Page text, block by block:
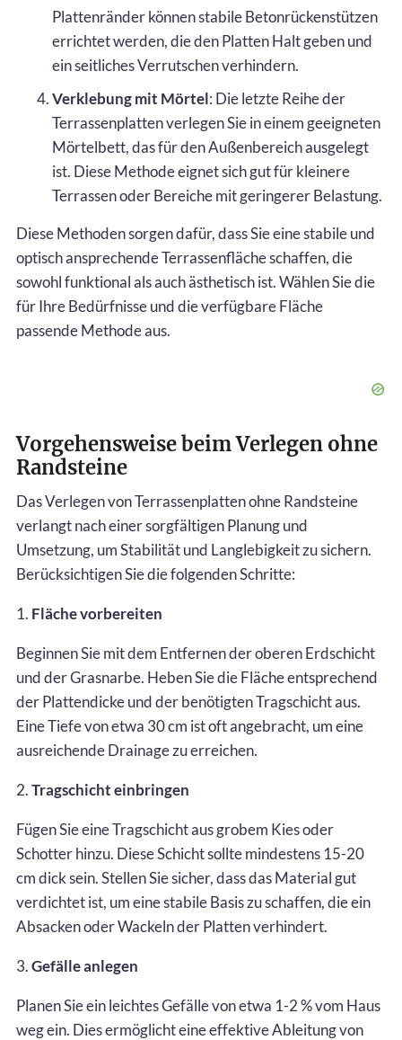
Plattenränder können stabile Betonrückenstützen
errichtet werden, die den Platten Halt geben und
ein seitliches Verrutschen verhindern.
Verklebung mit Mörtel: Die letzte Reihe der
Terrassenplatten verlegen Sie in einem geeigneten
Mörtelbett, das für den Außenbereich ausgelegt
ist. Diese Methode eignet sich gut für kleinere
Terrassen oder Bereiche mit geringerer Belastung.
Diese Methoden sorgen dafür, dass Sie eine stabile und
optisch ansprechende Terrassenfläche schaffen, die
sowohl funktional als auch ästhetisch ist. Wählen Sie die
für Ihre Bedürfnisse und die verfügbare Fläche
passende Methode aus.
Vorgehensweise beim Verlegen ohne
Randsteine
Das Verlegen von Terrassenplatten ohne Randsteine
verlangt nach einer sorgfältigen Planung und
Umsetzung, um Stabilität und Langlebigkeit zu sichern.
Berücksichtigen Sie die folgenden Schritte:
1. Fläche vorbereiten
Beginnen Sie mit dem Entfernen der oberen Erdschicht
und der Grasnarbe. Heben Sie die Fläche entsprechend
der Plattendicke und der benötigten Tragschicht aus.
Eine Tiefe von etwa 30 cm ist oft angebracht, um eine
ausreichende Drainage zu erreichen.
2.Tragschicht einbringen
Fügen Sie eine Tragschicht aus grobem Kies oder
Schotter hinzu. Diese Schicht sollte mindestens 15-20
cm dick sein. Stellen Sie sicher, dass das Material gut
verdichtet ist, um eine stabile Basis zu schaffen, die ein
Absacken oder Wackeln der Platten verhindert.
3.Gefälle anlegen
Planen Sie ein leichtes Gefälle von etwa 1-2 % vom Haus
weg ein. Dies ermöglicht eine effektive Ableitung von